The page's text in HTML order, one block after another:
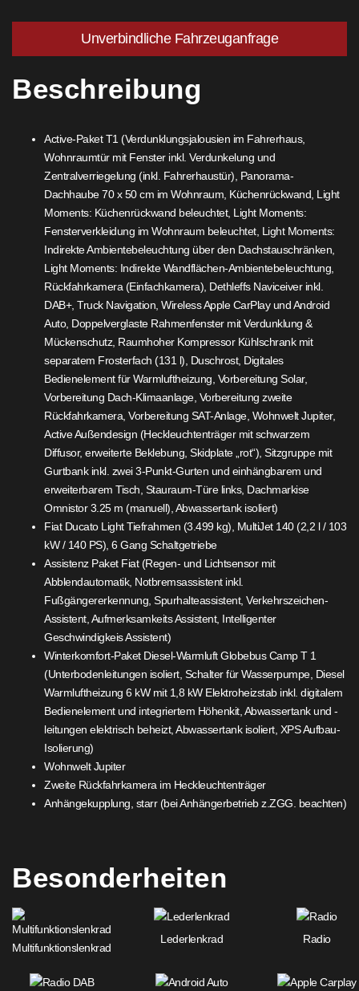
Unverbindliche Fahrzeuganfrage
Beschreibung
Active-Paket T1 (Verdunklungsjalousien im Fahrerhaus,
Wohnraumtür mit Fenster inkl. Verdunkelung und
Zentralverriegelung (inkl. Fahrerhaustür), Panorama-
Dachhaube 70 x 50 cm im Wohnraum, Küchenrückwand, Light
Moments: Küchenrückwand beleuchtet, Light Moments:
Fensterverkleidung im Wohnraum beleuchtet, Light Moments:
Indirekte Ambientebeleuchtung über den Dachstauschränken,
Light Moments: Indirekte Wandflächen-Ambientebeleuchtung,
Rückfahrkamera (Einfachkamera), Dethleffs Naviceiver inkl.
DAB+, Truck Navigation, Wireless Apple CarPlay und Android
Auto, Doppelverglaste Rahmenfenster mit Verdunklung &
Mückenschutz, Raumhoher Kompressor Kühlschrank mit
separatem Frosterfach (131 l), Duschrost, Digitales
Bedienelement für Warmluftheizung, Vorbereitung Solar,
Vorbereitung Dach-Klimaanlage, Vorbereitung zweite
Rückfahrkamera, Vorbereitung SAT-Anlage, Wohnwelt Jupiter,
Active Außendesign (Heckleuchtenträger mit schwarzem
Diffusor, erweiterte Beklebung, Skidplate „rot“), Sitzgruppe mit
Gurtbank inkl. zwei 3-Punkt-Gurten und einhängbarem und
erweiterbarem Tisch, Stauraum-Türe links, Dachmarkise
Omnistor 3.25 m (manuell), Abwassertank isoliert)
Fiat Ducato Light Tiefrahmen (3.499 kg), MultiJet 140 (2,2 l / 103
kW / 140 PS), 6 Gang Schaltgetriebe
Assistenz Paket Fiat (Regen- und Lichtsensor mit
Abblendautomatik, Notbremsassistent inkl.
Fußgängererkennung, Spurhalteassistent, Verkehrszeichen-
Assistent, Aufmerksamkeits Assistent, Intelligenter
Geschwindigkeis Assistent)
Winterkomfort-Paket Diesel-Warmluft Globebus Camp T 1
(Unterbodenleitungen isoliert, Schalter für Wasserpumpe, Diesel
Warmluftheizung 6 kW mit 1,8 kW Elektroheizstab inkl. digitalem
Bedienelement und integriertem Höhenkit, Abwassertank und -
leitungen elektrisch beheizt, Abwassertank isoliert, XPS Aufbau-
Isolierung)
Wohnwelt Jupiter
Zweite Rückfahrkamera im Heckleuchtenträger
Anhängekupplung, starr (bei Anhängerbetrieb z.ZGG. beachten)
Besonderheiten
Multifunktionslenkrad
Lederlenkrad Radio